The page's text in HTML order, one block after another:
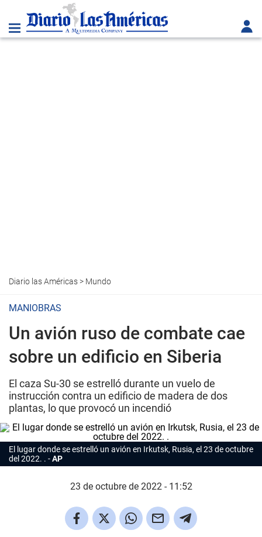
Diario las Américas> Mundo
MANIOBRAS
Un avión ruso de combate cae
sobre un edificio en Siberia
El caza Su-30 se estrelló durante un vuelo de
instrucción contra un edificio de madera de dos
plantas, lo que provocó un incendió
El lugar donde se estrelló un avión en Irkutsk, Rusia, el 23 de octubre
del 2022. .
AP
23 de octubre de 2022 - 11:52